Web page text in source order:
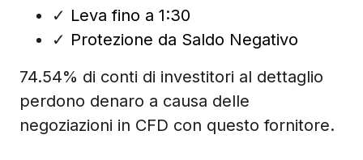
✓ Leva fino a 1:30
✓ Protezione da Saldo Negativo
74.54% di conti di investitori al dettaglio
perdono denaro a causa delle
negoziazioni in CFD con questo fornitore.